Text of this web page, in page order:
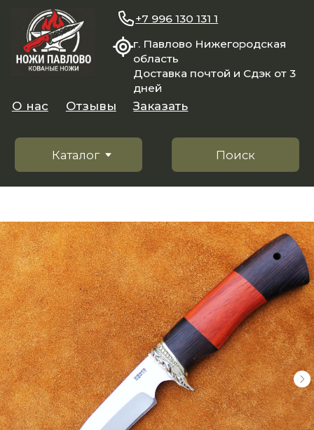
область
Доставка почтой и Сдэк от 3
Поиск
Каталог
Заказать
+7 996 130 131 1